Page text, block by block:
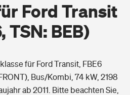
Ford Transit
TSN: BEB)
für Ford Transit, FBE6
Bus/Kombi, 74 kW, 2198
ab 2011. Bitte beachten Sie,